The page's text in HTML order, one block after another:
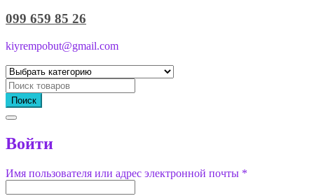
099 659 85 26
kiyrempobut@gmail.com
Поиск
Войти
Имя пользователя или адрес электронной почты *